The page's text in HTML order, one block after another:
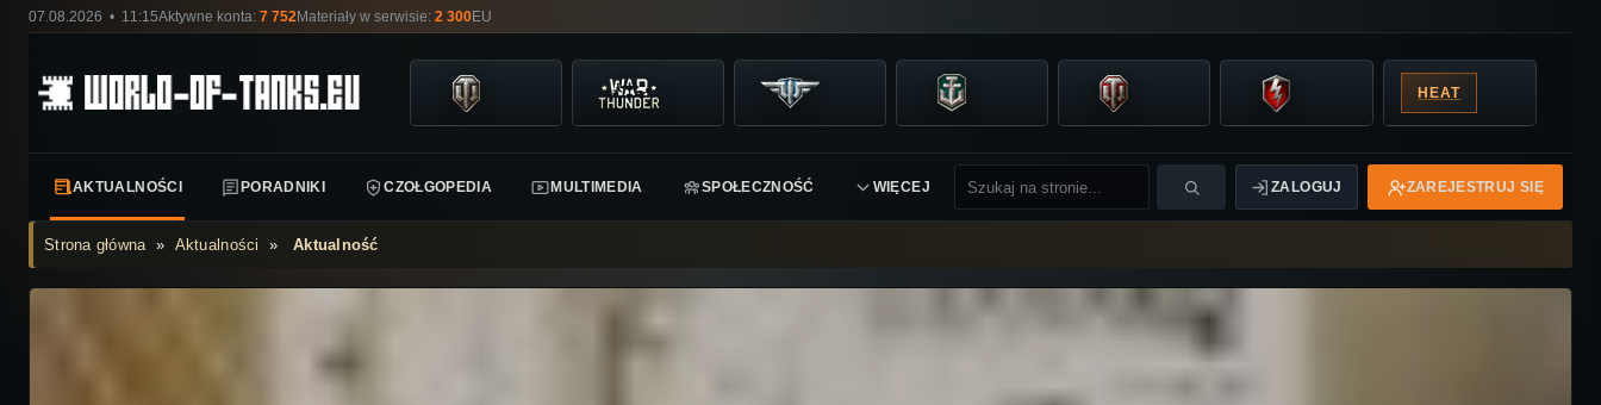
07.08.2026 • 11:15Aktywne konta: 7 752Materiały w serwisie: 2 300EU
HEAT
AKTUALNOŚCI PORADNIKI CZOŁGOPEDIA MULTIMEDIA SPOŁECZNOŚĆ WIĘCEJ ZALOGUJ ZAREJESTRUJ SIĘ
Strona główna» Aktualności »Aktualność